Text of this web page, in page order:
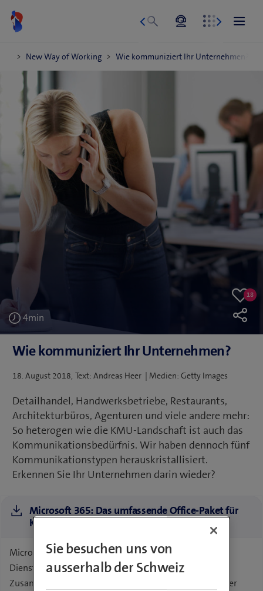
Like
18
18
4min
Wie kommuniziert Ihr Unternehmen?
Veröffentlicht
18. August 2018 Text: Andreas Heer | Medien: Getty Images
Detailhandel, Handwerksbetriebe, Restaurants,
Architekturbüros, Agenturen und viele andere mehr:
So heterogen wie die KMU-Landschaft ist auch das
Kommunikationsbedürfnis. Wir haben dennoch fünf
Kommunikationstypen herauskristallisiert.
Erkennen Sie Ihr Unternehmen darin wieder?
Microsoft 365: Das umfassende Office-Paket für
KMU
Microsoft 365 besteht aus Anwendungen und Cloud-
Diensten für Produktion, Kommunikation und
Zusammenarbeit. Eine sichere Dokumentenablage in der
Sie besuchen uns von
ausserhalb der Schweiz